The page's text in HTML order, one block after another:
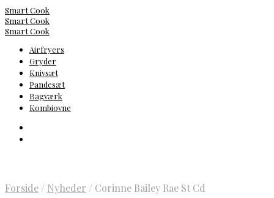
Smart Cook
Smart Cook
Smart Cook
Airfryers
Gryder
Knivsæt
Pandesæt
Bagværk
Kombiovne
Forside / Nyheder / Corinne Bailey Rae St Cd